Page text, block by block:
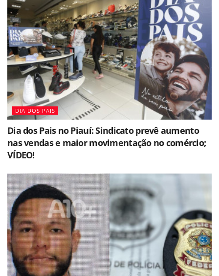
DIA DOS PAIS
Dia dos Pais no Piauí: Sindicato prevê aumento
nas vendas e maior movimentação no comércio;
VÍDEO!